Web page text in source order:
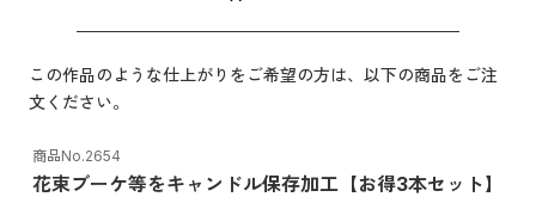
この作品のような仕上がりをご希望の方は、以下の商品をご注
文ください。
商品No.2654
花束ブーケ等をキャンドル保存加工【お得3本セット】